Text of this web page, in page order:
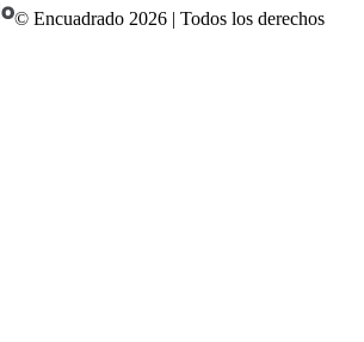
© Encuadrado 2026 |Todos los derechos